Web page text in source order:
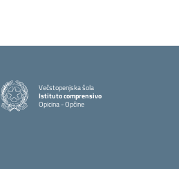
Večstopenjska šola
Istituto comprensivo
Opicina - Opčine